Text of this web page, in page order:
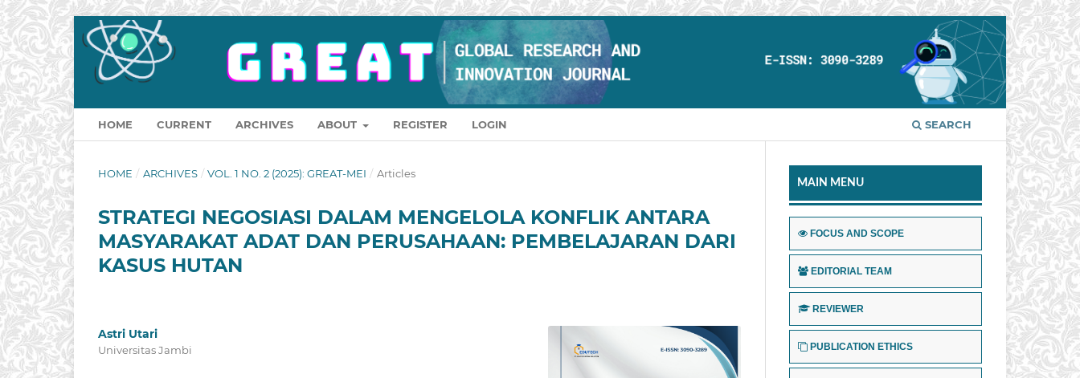
HOME CURRENT ARCHIVES ABOUT REGISTER LOGIN SEARCH
HOME / ARCHIVES / VOL. 1 NO. 2 (2025): GREAT-MEI / Articles
STRATEGI NEGOSIASI DALAM MENGELOLA KONFLIK ANTARA
MASYARAKAT ADAT DAN PERUSAHAAN: PEMBELAJARAN DARI
KASUS HUTAN
Astri Utari
Universitas Jambi
MAIN MENU
FOCUS AND SCOPE
EDITORIAL TEAM
REVIEWER
PUBLICATION ETHICS